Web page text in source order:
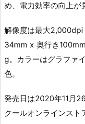
め、電力効率の向上が
解像度は最大
34mm x 奥行き
g。カラーはグラファ
色。
発売日は2020年11月
クールオンラインスト